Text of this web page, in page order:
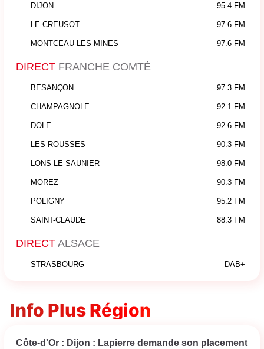
DIJON 95.4 FM
LE CREUSOT 97.6 FM
MONTCEAU-LES-MINES 97.6 FM
DIRECT FRANCHE COMTÉ
BESANÇON 97.3 FM
CHAMPAGNOLE 92.1 FM
DOLE 92.6 FM
LES ROUSSES 90.3 FM
LONS-LE-SAUNIER 98.0 FM
MOREZ 90.3 FM
POLIGNY 95.2 FM
SAINT-CLAUDE 88.3 FM
DIRECT ALSACE
STRASBOURG DAB+
Info Plus Région
Côte-d'Or : Dijon : Lapierre demande son placement